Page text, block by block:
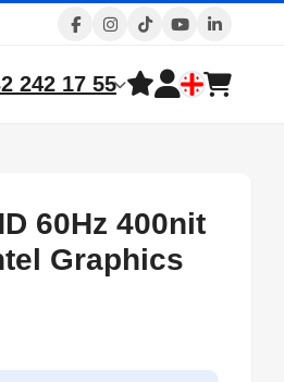
242 17 55
60Hz 400nit
Graphics